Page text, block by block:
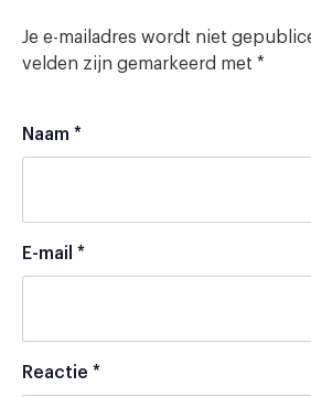
Je e-mailadres wordt niet
velden zijn gemarkeerd met *
Naam *
E-mail *
Reactie *